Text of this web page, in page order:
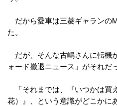
だから愛車は三菱ギャランの
た。
だが、そんな古嶋さんに転機
ォード撤退ニュース」がそれだっ
「それまでは、『いつかは買
花）』、という意識がどこかに